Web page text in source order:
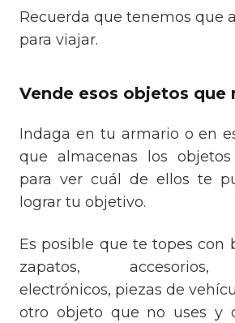
Recuerda que tenemos que
para viajar.
Vende esos objetos que
Indaga en tu armario o en
que almacenas los
para ver cuál de ellos te
lograr tu objetivo.
Es posible que te topes con
zapatos, accesorios,
electrónicos, piezas de
otro objeto que no uses y